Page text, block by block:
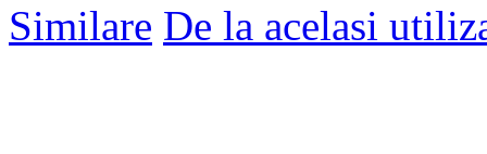
Similare De la acelasi